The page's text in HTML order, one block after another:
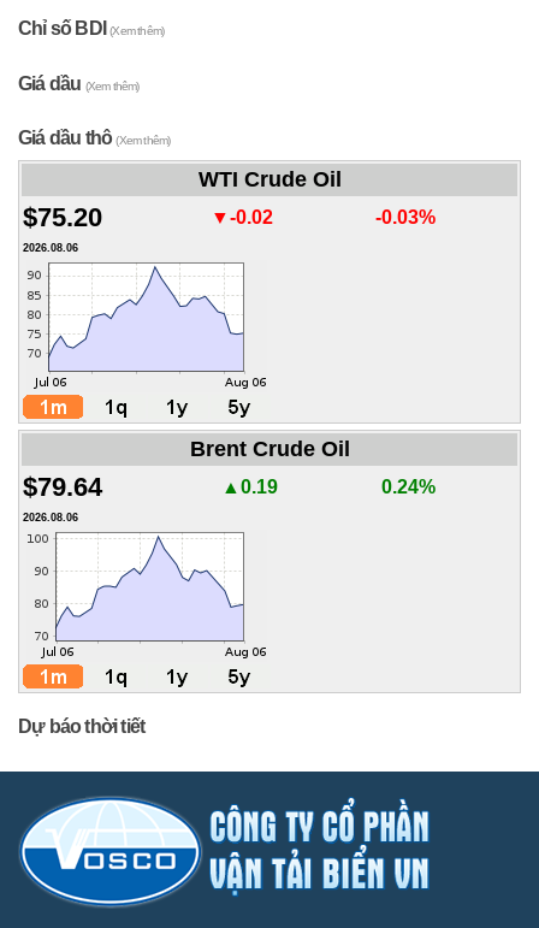
Chỉ số BDI(Xem thêm)
Giá dầu (Xem thêm)
Giá dầu thô(Xem thêm)
WTI Crude Oil
$75.20 ▼-0.02 -0.03%
2026.08.06
Brent Crude Oil
$79.64 ▲0.19 0.24%
2026.08.06
Dự báo thời tiết